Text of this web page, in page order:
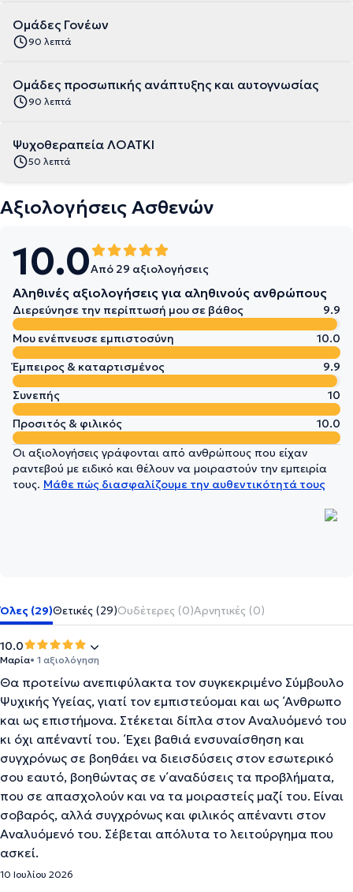
Ομάδες Γονέων
90 λεπτά
Ομάδες προσωπικής ανάπτυξης και αυτογνωσίας
90 λεπτά
Ψυχοθεραπεία ΛΟΑΤΚΙ
50 λεπτά
Αξιολογήσεις Ασθενών
10.0Από 29 αξιολογήσεις
Αληθινές αξιολογήσεις για αληθινούς ανθρώπους
Διερεύνησε την περίπτωσή μου σε βάθος
9.9
Μου ενέπνευσε εμπιστοσύνη
10.0
Έμπειρος & καταρτισμένος
9.9
Συνεπής
10
Προσιτός & φιλικός
10.0
Οι αξιολογήσεις γράφονται από ανθρώπους που είχαν
ραντεβού με ειδικό και θέλουν να μοιραστούν την εμπειρία
τους. Μάθε πώς διασφαλίζουμε την αυθεντικότητά τους
Όλες (29)Θετικές (29)Ουδέτερες (0)Αρνητικές (0)
10.0
Μαρία• 1 αξιολόγηση
Θα προτείνω ανεπιφύλακτα τον συγκεκριμένο Σύμβουλο
Ψυχικής Υγείας, γιατί τον εμπιστεύομαι και ως ΄Ανθρωπο
και ως επιστήμονα. Στέκεται δίπλα στον Αναλυόμενό του
κι όχι απέναντί του. ΄Εχει βαθιά ενσυναίσθηση και
συγχρόνως σε βοηθάει να διεισδύσεις στον εσωτερικό
σου εαυτό, βοηθώντας σε ν΄αναδύσεις τα προβλήματα,
που σε απασχολούν και να τα μοιραστείς μαζί του. Είναι
σοβαρός, αλλά συγχρόνως και φιλικός απέναντι στον
Αναλυόμενό του. Σέβεται απόλυτα το λειτούργημα που
ασκεί.
10 Ιουλίου 2026